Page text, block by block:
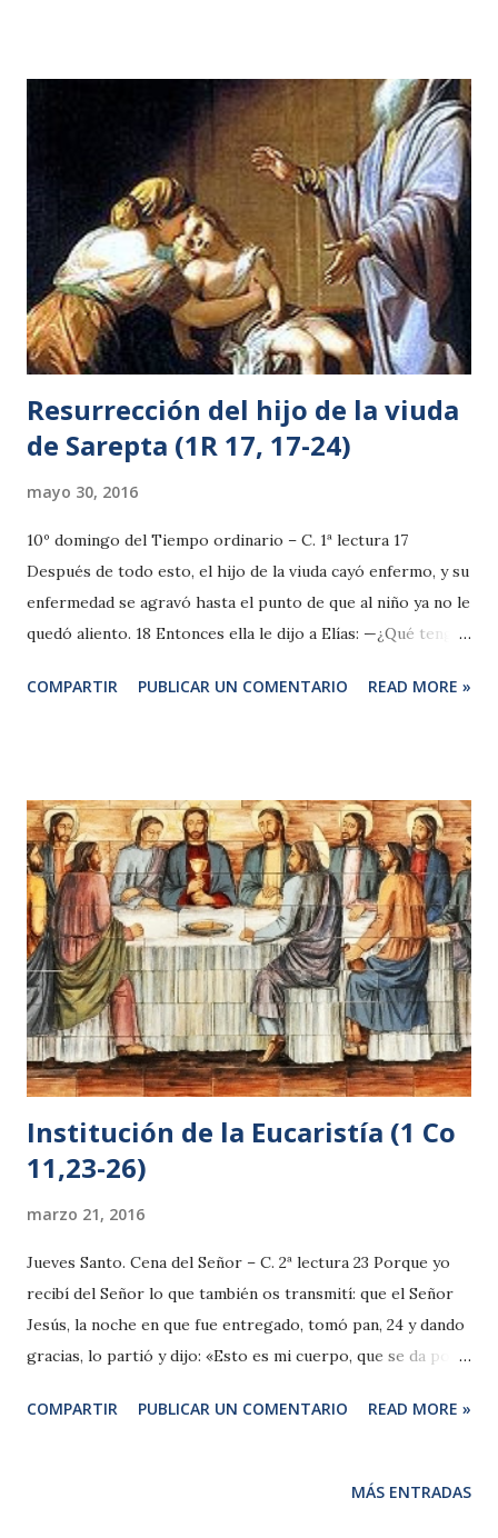
Dios, que me eligió desde el vientre de mi madre y me llamó
por su gracia, tuvo a bien 16 revelar en mí a su Hijo para
que le anunciara entre los gentiles, enseguida, sin pedir
consejo a la carne ni a la sangre, 17 y sin subir a Jerusalén a
ver a los apóstoles, mis predecesores, me retiré a Arabia, y
de nuevo volví a Damasco. 18 Luego, tres años después,
subí a Jerusalén para ver a Cefas, y permanecí a su lado
quince días; 19 pero no vi a ningún otro de los apóstoles,
excepto a San...
Resurrección del hijo de la viuda
de Sarepta (1R 17, 17-24)
mayo 30, 2016
10º domingo del Tiempo ordinario – C. 1ª lectura 17
Después de todo esto, el hijo de la viuda cayó enfermo, y su
enfermedad se agravó hasta el punto de que al niño ya no le
quedó aliento. 18 Entonces ella le dijo a Elías: —¿Qué tengo
recordarme mi pecado y traer la muerte a mi hijo? 19 Él le
mío! ¿También vas a hacer daño a la viuda que me ha dado
hospedaje dejando morir a su hijo? 21 Se tendió tres veces
sobre el niño y clamó al Señor diciendo: —¡Señor, Dios mío,
que la vida de este niño vuelva a él! 22 El Señor escuchó la
voz de Elías y la vida del niño volvió de nuevo a él, y revivió.
23 Elías tomó al niño y lo bajo de la habitación alta de la
casa. Lo entregó a su madre y le dijo: —Mira a tu hijo vivo.
24 Respondió la mujer a Elía...
COMPARTIR PUBLICAR UN COMENTARIO READ MORE »
Institución de la Eucaristía (1 Co
11,23-26)
marzo 21, 2016
Jueves Santo. Cena del Señor – C. 2ª lectura 23 Porque yo
recibí del Señor lo que también os transmití: que el Señor
Jesús, la noche en que fue entregado, tomó pan, 24 y dando
gracias, lo partió y dijo: «Esto es mi cuerpo, que se da por
misma manera, después de cenar, tomó el cáliz, diciendo:
lo bebáis, hacedlo en conmemoración mía». 26 Porque cada
COMPARTIR PUBLICAR UN COMENTARIO READ MORE »
MÁS ENTRADAS